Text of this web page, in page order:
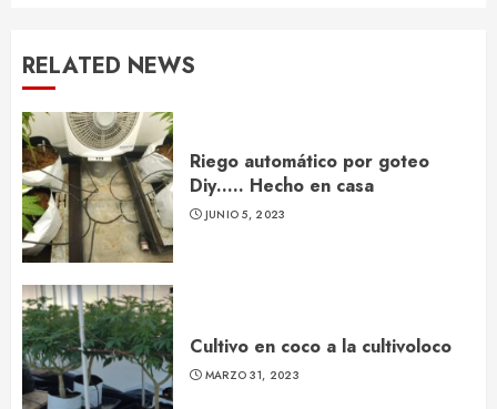
RELATED NEWS
Riego automático por goteo
Diy….. Hecho en casa
JUNIO 5, 2023
Cultivo en coco a la cultivoloco
MARZO 31, 2023